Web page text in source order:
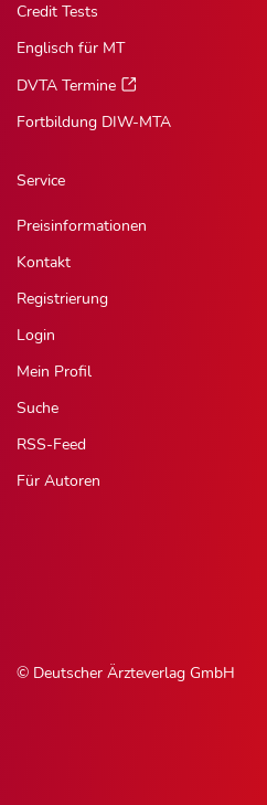
Credit Tests
Englisch für MT
DVTA Termine
Fortbildung DIW-MTA
Service
Preisinformationen
Kontakt
Registrierung
Login
Mein Profil
Suche
RSS-Feed
Für Autoren
© Deutscher Ärzteverlag GmbH